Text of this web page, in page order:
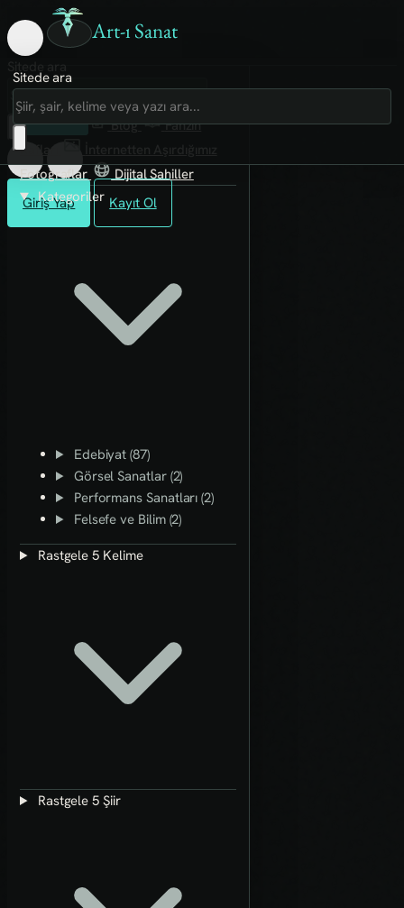
Art-ı Sanat
Giriş Yap Kayıt Ol
Sitede ara
Art-ı Sosyal
İmece
Kütüphane
Blog
Fanzin
Rafları
Fotoğraflar
Dijital Sahiller
Kategoriler
Edebiyat (87)
Görsel Sanatlar (2)
Performans Sanatları (2)
Felsefe ve Bilim (2)
Rastgele 5 Kelime
Rastgele 5 Şiir